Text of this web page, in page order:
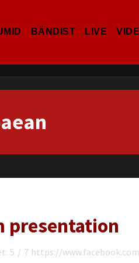
BÄNDIST LIVE
presentation
5 / 7 https://